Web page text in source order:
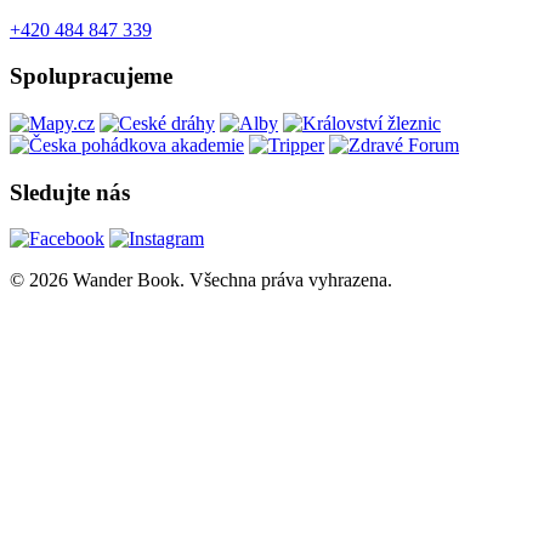
+420 484 847 339
Spolupracujeme
Sledujte nás
© 2026 Wander Book. Všechna práva vyhrazena.